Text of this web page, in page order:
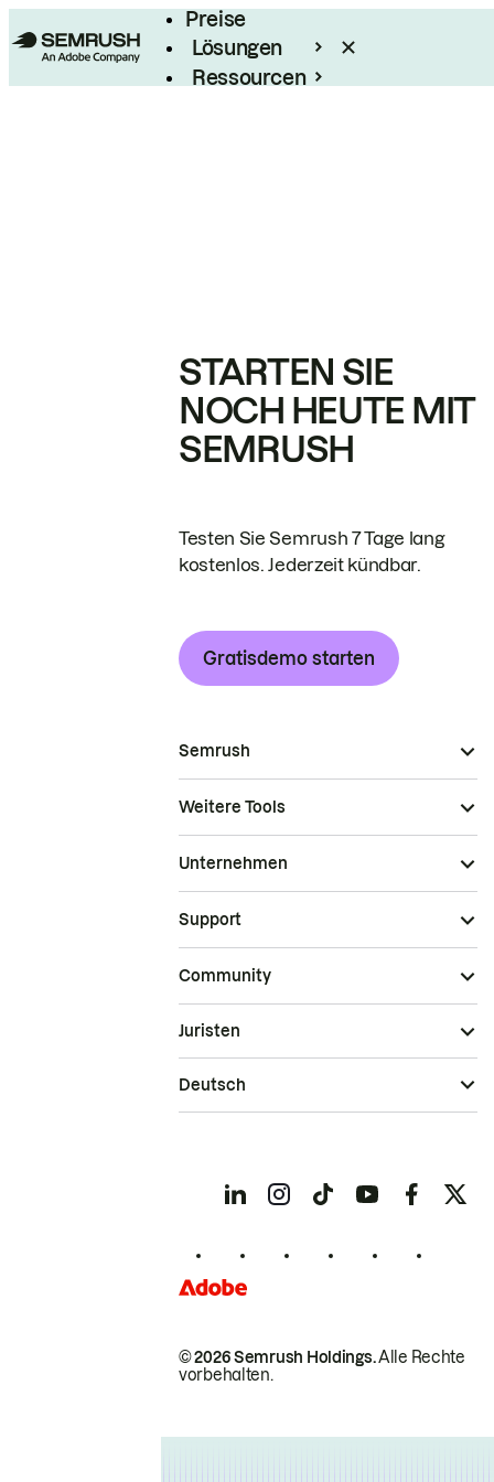
Preise
Lösungen
Ressourcen
STARTEN SIE
NOCH HEUTE MIT
SEMRUSH
Testen Sie Semrush 7 Tage lang
kostenlos. Jederzeit kündbar.
Gratisdemo starten
Semrush
Weitere Tools
Unternehmen
Support
Community
© 2026 Semrush Holdings.Alle Rechte
vorbehalten.
Juristen
Deutsch